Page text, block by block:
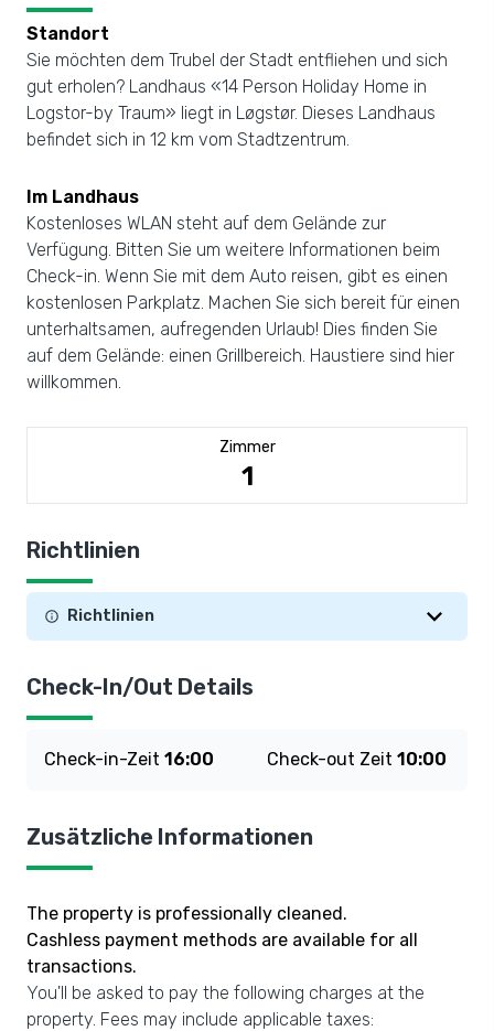
Standort
Sie möchten dem Trubel der Stadt entfliehen und sich
gut erholen? Landhaus «14 Person Holiday Home in
Logstor-by Traum» liegt in Løgstør. Dieses Landhaus
befindet sich in 12 km vom Stadtzentrum.
Im Landhaus
Kostenloses WLAN steht auf dem Gelände zur
Verfügung. Bitten Sie um weitere Informationen beim
Check-in. Wenn Sie mit dem Auto reisen, gibt es einen
kostenlosen Parkplatz. Machen Sie sich bereit für einen
unterhaltsamen, aufregenden Urlaub! Dies finden Sie
auf dem Gelände: einen Grillbereich. Haustiere sind hier
willkommen.
Zimmer
1
Richtlinien
Richtlinien
Check-In/Out Details
Check-in-Zeit 16:00 Check-out Zeit 10:00
Zusätzliche Informationen
The property is professionally cleaned.
Cashless payment methods are available for all
transactions.
You'll be asked to pay the following charges at the
property. Fees may include applicable taxes: